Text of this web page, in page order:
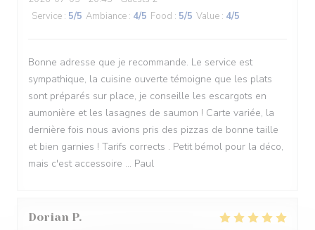
Service : 5/5 Ambiance : 4/5 Food : 5/5 Value : 4/5
Bonne adresse que je recommande. Le service est
sympathique, la cuisine ouverte témoigne que les plats
sont préparés sur place, je conseille les escargots en
aumonière et les lasagnes de saumon ! Carte variée, la
dernière fois nous avions pris des pizzas de bonne taille
et bien garnies ! Tarifs corrects . Petit bémol pour la déco,
mais c'est accessoire ... Paul
Dorian P